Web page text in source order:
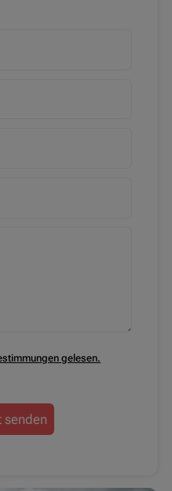
gelesen.
senden